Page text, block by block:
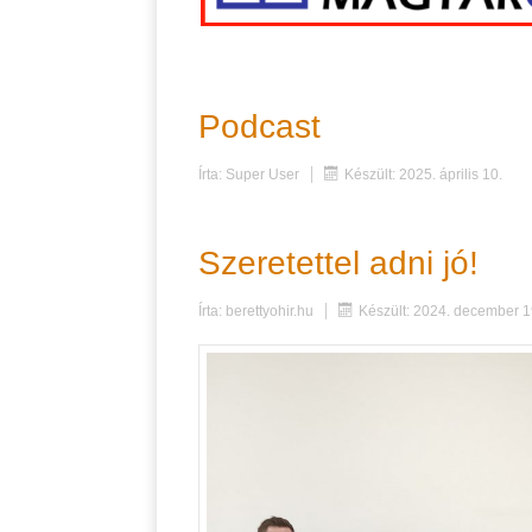
Podcast
Írta: Super User Készült: 2025. április 10.
Szeretettel adni jó!
Írta: berettyohir.hu Készült: 2024. december